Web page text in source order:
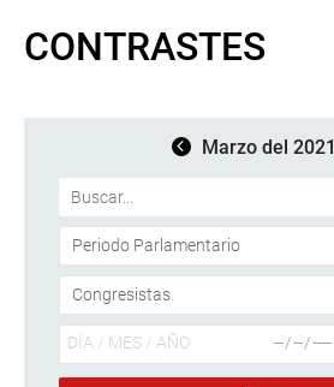
CONTRASTES
Marzo del 2021